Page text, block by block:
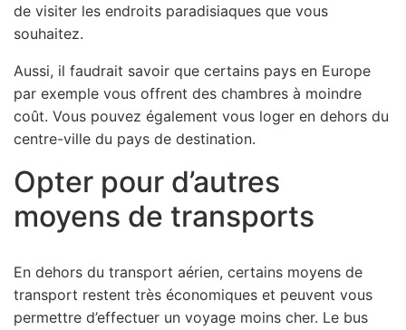
de visiter les endroits paradisiaques que vous
souhaitez.
Aussi, il faudrait savoir que certains pays en Europe
par exemple vous offrent des chambres à moindre
coût. Vous pouvez également vous loger en dehors du
centre-ville du pays de destination.
Opter pour d’autres
moyens de transports
En dehors du transport aérien, certains moyens de
transport restent très économiques et peuvent vous
permettre d’effectuer un voyage moins cher. Le bus